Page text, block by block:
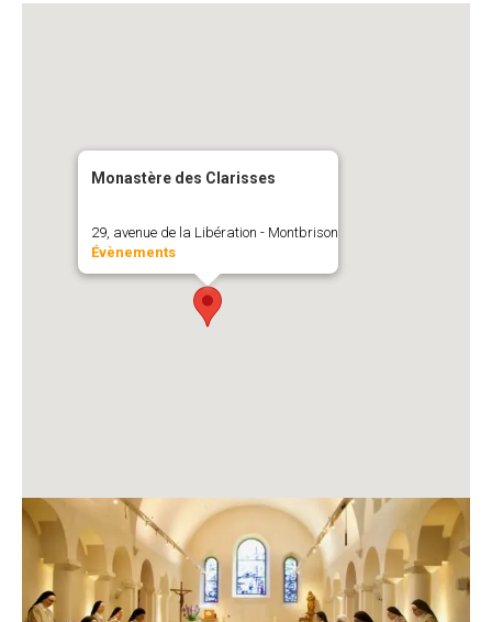
Monastère des Clarisses
29, avenue de la Libération - Montbrison
Évènements